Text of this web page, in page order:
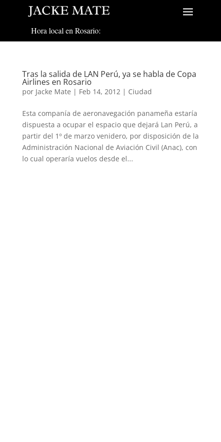
Hora local en Rosario:
Tras la salida de LAN Perú, ya se habla de Copa
Airlines en Rosario
por Jacke Mate | Feb 14, 2012 | Ciudad
Esta companía de aeronavegación panameña estaría
dispuesta a ocupar el espacio que dejará Lan Perú, a
partir del 1º de marzo venidero, por disposición de la
Administración Nacional de Aviación Civil (Anac), con
lo cual operaría vuelos desde el...